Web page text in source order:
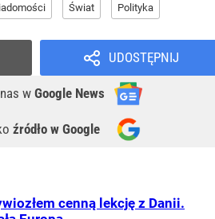
Świat Polityka
UDOSTĘPNIJ
w Google News
źródło w Google
cenną lekcję z Danii.